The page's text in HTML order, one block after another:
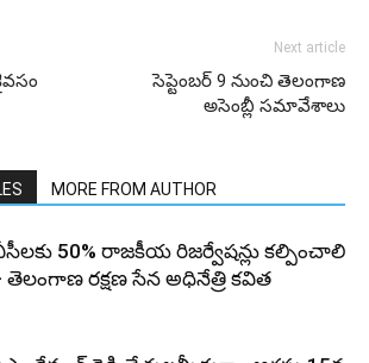
Next article
సెప్టెంబర్ 9 నుంచి తెలంగాణ
అసెంబ్లీ సమావేశాలు
MORE FROM AUTHOR
50% రాజకీయ రిజర్వేషన్లు కల్పించాలి
తెలంగాణ రక్షణ సేన అధినేత్రి కవిత